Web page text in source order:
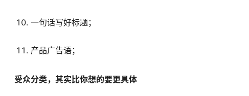
一句话写好标题；
产品广告语；
受众分类，其实比你想的要更具体